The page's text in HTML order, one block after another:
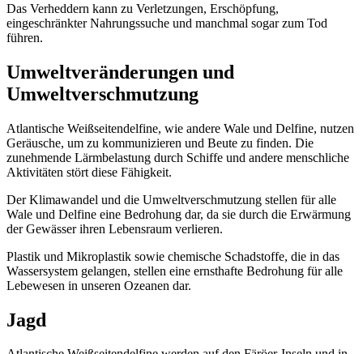
Das Verheddern kann zu Verletzungen, Erschöpfung,
eingeschränkter Nahrungssuche und manchmal sogar zum Tod
führen.
Umweltveränderungen und
Umweltverschmutzung
Atlantische Weißseitendelfine, wie andere Wale und Delfine, nutzen
Geräusche, um zu kommunizieren und Beute zu finden. Die
zunehmende Lärmbelastung durch Schiffe und andere menschliche
Aktivitäten stört diese Fähigkeit.
Der Klimawandel und die Umweltverschmutzung stellen für alle
Wale und Delfine eine Bedrohung dar, da sie durch die Erwärmung
der Gewässer ihren Lebensraum verlieren.
Plastik und Mikroplastik sowie chemische Schadstoffe, die in das
Wassersystem gelangen, stellen eine ernsthafte Bedrohung für alle
Lebewesen in unseren Ozeanen dar.
Jagd